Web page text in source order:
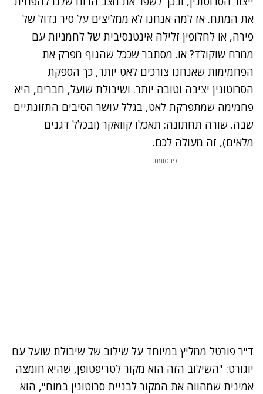
את המתח. אז למה אנחנו לא ממליצים על סיר גדול של
פירה, או לחלופין זלילה אינטנסיבית של לחמניות עם
ממרח שוקולד? או. מסתבר שככל שהגוף מפרק את
הפחמימות שאנחנו צורכים לאט יותר, כך הספקת
הסרוטונין יציבה וטובה יותר. ושיבולת שועל, חברים, היא
פחמימה שמתפרקת לאט, בגלל עושר הסיבים התזונתיים
שבה. שורה תחתונה: תאכלו קוואקר (ובכלל דגנים
מלאים), זה מעולה לכם.
פרסומת
ד"ר פורטל ממליץ במיוחד על שילוב של שיבולת שועל עם
יוגורט: "השילוב הזה הוא מקור לטריפטופן, שהיא חומצה
אמינית שמהווה את המקור לבניית סרוטונין במוח", הוא